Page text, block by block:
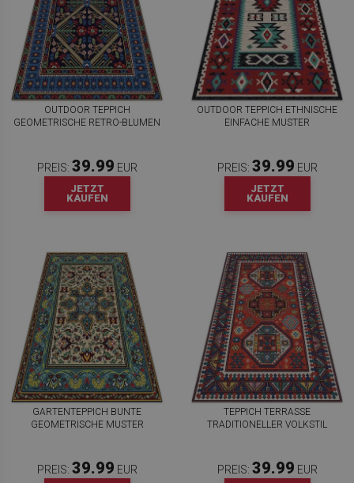
OUTDOOR TEPPICH
GEOMETRISCHE RETRO-BLUMEN
PREIS: 39.99 EUR
JETZT
KAUFEN
OUTDOOR TEPPICH ETHNISCHE
EINFACHE MUSTER
PREIS: 39.99 EUR
JETZT
KAUFEN
GARTENTEPPICH BUNTE
GEOMETRISCHE MUSTER
PREIS: 39.99 EUR
TEPPICH TERRASSE
TRADITIONELLER VOLKSTIL
PREIS: 39.99 EUR